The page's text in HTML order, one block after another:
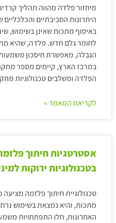
מיחזור פלדה מהווה תהליך
היתרונות הסביבתיים
באיסוף מתכות שאינן בשימוש,
לחומר גלם חדש. פלדה, שהיא
הגבלה, מאפשרת חיסכון
במרכז הארץ, קיימים מספר
הפלדה ומשלבים טכנולוגיות
לקריאת המאמר »
אסטרטגיות חיתוך
בטכנולוגיות ירוקות
טכנולוגיית חיתוך פלזמה מציעה
מתכות, והיא נמצאת בשימוש
האחרונות, חלו התפתחויות